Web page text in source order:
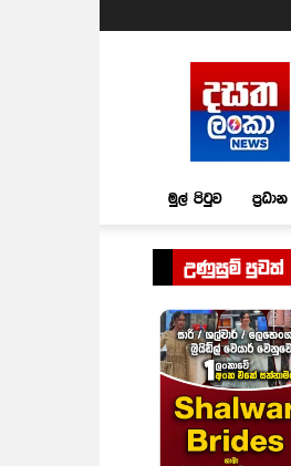
මුල් පිටුව ප්‍රධාන
උණුසුම් පුවත්